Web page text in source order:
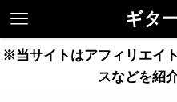
ギタ
※当サイトはアフィリエイ
スなどを紹